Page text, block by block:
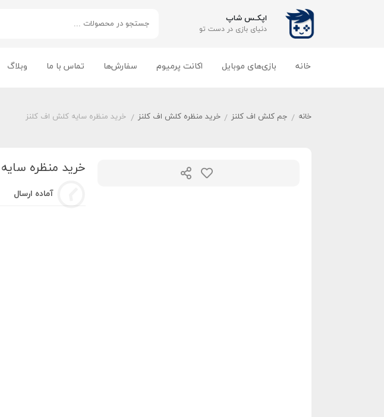
اپکـس شاپ
دنیای بازی‌ در دست تو
خانه بازی‌های موبایل اکانت پرمیوم سفارش‌ها تماس با ما وبلاگ
خانه / جم کلش اف کلنز / خرید منظره کلش اف کلنز / خرید منظره سایه کلش اف کلنز
خرید منظره
آماده ارسال